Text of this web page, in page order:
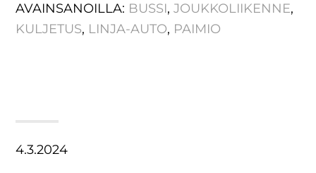
AVAINSANOILLA: BUSSI,JOUKKOLIIKENNE,
KULJETUS, LINJA-AUTO, PAIMIO
4.3.2024